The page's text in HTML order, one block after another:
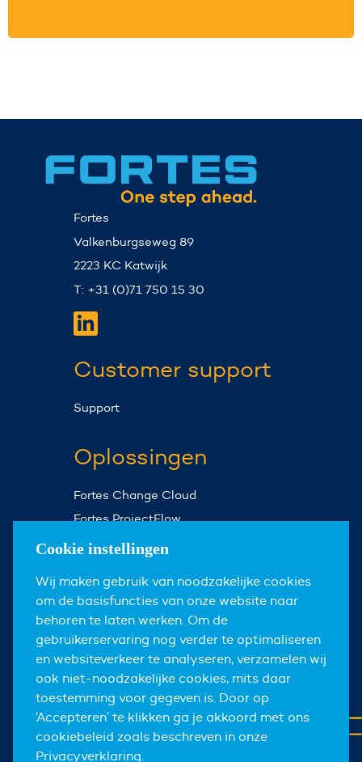
Fortes
Valkenburgseweg 89
2223 KC Katwijk
T: +31 (0)71 750 15 30
Customer support
Support
Oplossingen
Fortes Change Cloud
Fortes ProjectFlow
Fortes Milestones
Over ons
Over Fortes
Nieuws & events
Carrières
Contact
Cookie instellingen
Wij maken gebruik van noodzakelijke cookies
om de basisfuncties van onze website naar
behoren te laten werken. Om de
gebruikerservaring nog verder te optimaliseren
en websiteverkeer te analyseren, verzamelen wij
ook niet-noodzakelijke cookies, mits daar
toestemming voor gegeven is. Door op
‘Accepteren’ te klikken ga je akkoord met ons
cookiebeleid zoals beschreven in onze
Privacyverklaring.